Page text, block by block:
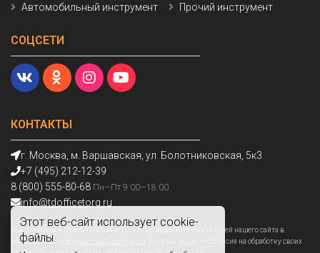
Этот веб-сайт использует cookie-
файлы.
КОНТАКТЫ
г. Москва, м. Варшавская, ул. Болотниковская, 5к3
+7 (495) 212-12-39
8 (800) 555-80-68 Пн—Пт 9:00—18:00
info@tdofficetorg.ru
Мы получаем и обрабатываем персональные данные посетителей нашего сайта в
соответствии с
. Если вы не даете согласия на обработку своих
Автомобильный инструмент
Прочий инструмент
СОЦСЕТИ